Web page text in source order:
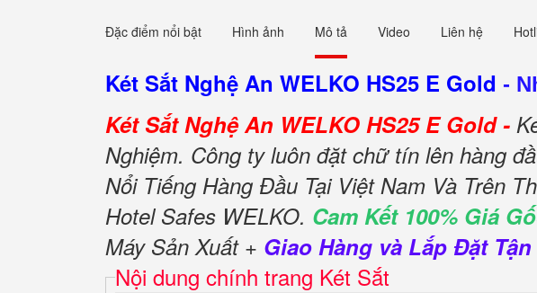
Đặc điểm nổi bật Hình ảnh Mô tả Video Liên hệ
Két Sắt Nghệ An WELKO HS25 E Gold -
Két Sắt Nghệ An WELKO HS25 E Gold -
Nghiệm. Công ty luôn đặt chữ tín lên hàng
Nổi Tiếng Hàng Đầu Tại Việt Nam Và Trên
Hotel Safes WELKO. Cam Kết 100% Giá
Máy Sản Xuất + Giao Hàng và Lắp Đặt
Nội dung chính trang Két Sắt